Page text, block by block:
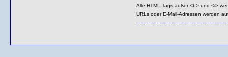
Alle HTML-Tags außer <b> und <i>
URLs oder E-Mail-Adressen werden